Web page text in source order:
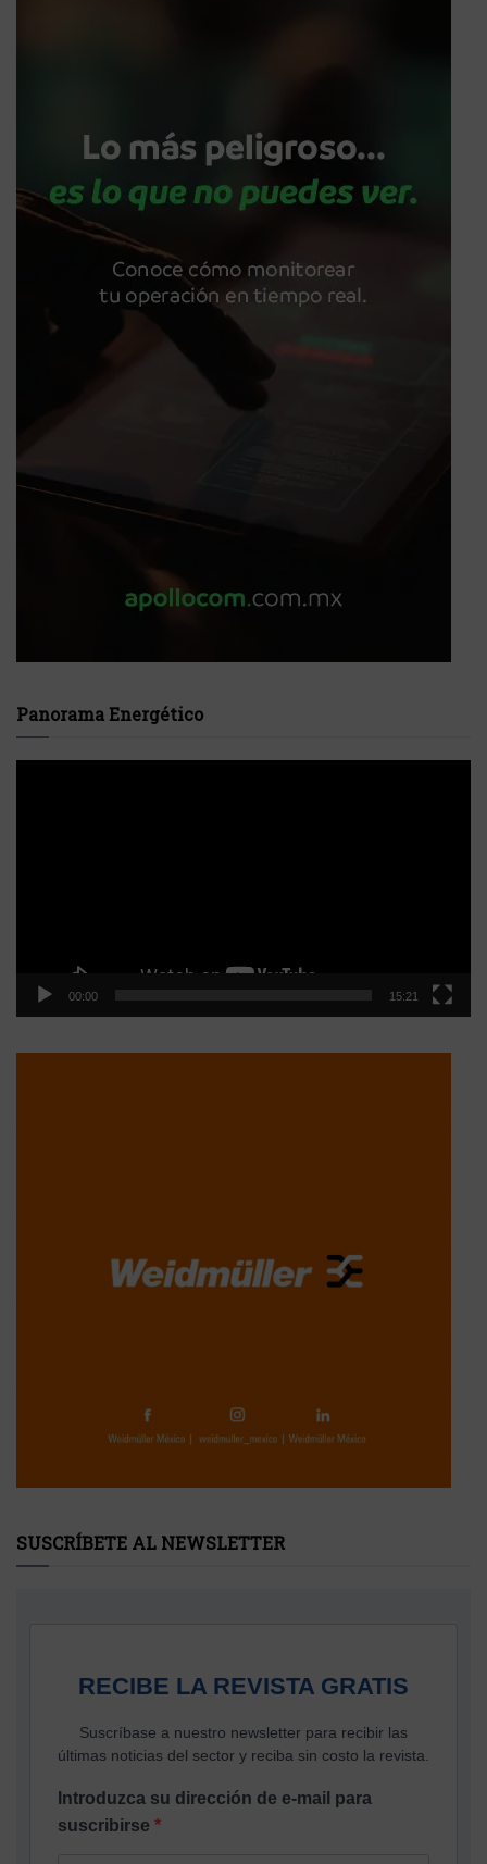
Panorama Energético
00:00 15:21
SUSCRÍBETE AL NEWSLETTER
RECIBE LA REVISTA GRATIS
Suscríbase a nuestro newsletter para recibir las
últimas noticias del sector y reciba sin costo la revista.
Introduzca su dirección de e-mail para
suscribirse